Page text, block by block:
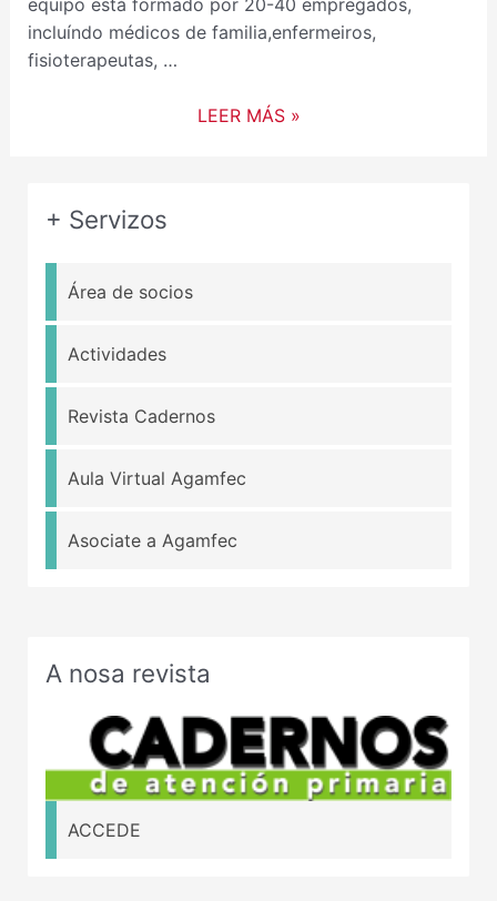
incluíndo médicos de familia,enfermeiros,
fisioterapeutas, …
LEER MÁS »
+ Servizos
Área de socios
Actividades
Revista Cadernos
Aula Virtual Agamfec
Asociate a Agamfec
A nosa revista
ACCEDE